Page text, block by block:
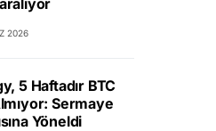
2026
5 Haftadır BTC
Sermaye
Yöneldi